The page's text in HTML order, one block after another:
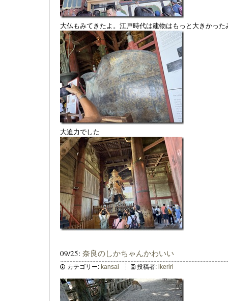
大仏もみてきたよ。江戸時代は建物はもっと大きかった
大迫力でした
09/25: 奈良のしかちゃんかわいい
カテゴリー: kansai 投稿者: ikeriri